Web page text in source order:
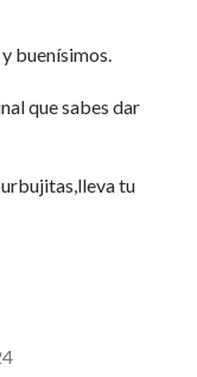
buenísimos.
que sabes dar
tu